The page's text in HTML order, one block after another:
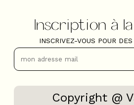
Inscription à
INSCRIVEZ-VOUS POUR
Copyright @